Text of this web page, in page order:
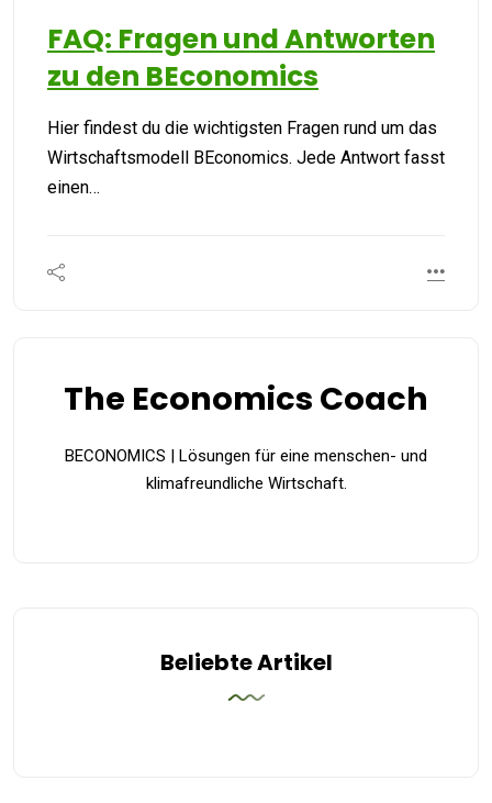
FAQ: Fragen und Antworten
zu den BEconomics
Hier findest du die wichtigsten Fragen rund um das
Wirtschaftsmodell BEconomics. Jede Antwort fasst
einen…
The Economics Coach
BECONOMICS | Lösungen für eine menschen- und
klimafreundliche Wirtschaft.
Beliebte Artikel